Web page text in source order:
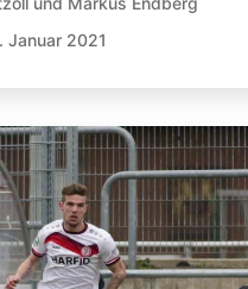
Januar 2021